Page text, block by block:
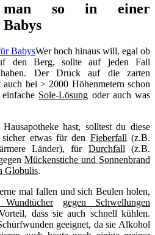
man so in einer
Wer hoch hinaus will, egal ob
den Berg, sollte auf jeden Fall
Der Druck auf die zarten
bei > 2000 Höhenmetern schon
Sole-Lösung oder auch was
hast, solltest du diese
etwas für den Fieberfall (z.B.
Länder), für Durchfall (z.B.
Mückenstiche und Sonnenbrand
Globulis.
mal fallen und sich Beulen holen,
gegen Schwellungen
dass sie auch schnell kühlen.
geeignet, da sie Alkohol